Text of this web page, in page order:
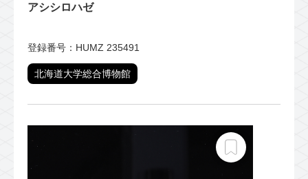
アシシロハゼ
登録番号：HUMZ 235491
北海道大学総合博物館